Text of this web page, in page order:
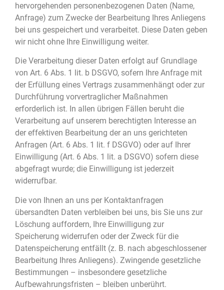
hervorgehenden personenbezogenen Daten (Name,
Anfrage) zum Zwecke der Bearbeitung Ihres Anliegens
bei uns gespeichert und verarbeitet. Diese Daten geben
wir nicht ohne Ihre Einwilligung weiter.
Die Verarbeitung dieser Daten erfolgt auf Grundlage
von Art. 6 Abs. 1 lit. b DSGVO, sofern Ihre Anfrage mit
der Erfüllung eines Vertrags zusammenhängt oder zur
Durchführung vorvertraglicher Maßnahmen
erforderlich ist. In allen übrigen Fällen beruht die
Verarbeitung auf unserem berechtigten Interesse an
der effektiven Bearbeitung der an uns gerichteten
Anfragen (Art. 6 Abs. 1 lit. f DSGVO) oder auf Ihrer
Einwilligung (Art. 6 Abs. 1 lit. a DSGVO) sofern diese
abgefragt wurde; die Einwilligung ist jederzeit
widerrufbar.
Die von Ihnen an uns per Kontaktanfragen
übersandten Daten verbleiben bei uns, bis Sie uns zur
Löschung auffordern, Ihre Einwilligung zur
Speicherung widerrufen oder der Zweck für die
Datenspeicherung entfällt (z. B. nach abgeschlossener
Bearbeitung Ihres Anliegens). Zwingende gesetzliche
Bestimmungen – insbesondere gesetzliche
Aufbewahrungsfristen – bleiben unberührt.